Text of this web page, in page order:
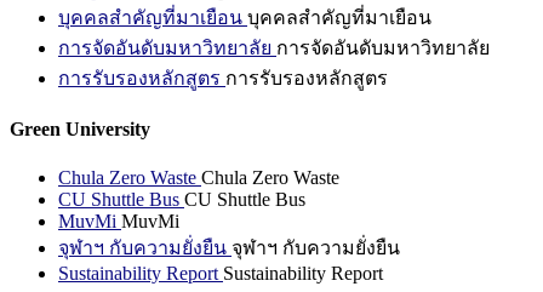
บุคคลสำคัญที่มาเยือน บุคคลสำคัญที่มาเยือน
การจัดอันดับมหาวิทยาลัย การจัดอันดับมหาวิทยาลัย
การรับรองหลักสูตร การรับรองหลักสูตร
Green University
Chula Zero Waste Chula Zero Waste
CU Shuttle Bus CU Shuttle Bus
MuvMi MuvMi
จุฬาฯ กับความยั่งยืน จุฬาฯ กับความยั่งยืน
Sustainability Report Sustainability Report